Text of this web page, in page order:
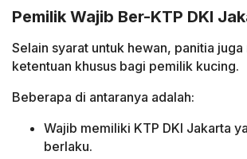
Pemilik Wajib Ber-KTP DKI
Selain syarat untuk hewan, panitia
ketentuan khusus bagi pemilik kucing.
Beberapa di antaranya adalah:
Wajib memiliki KTP DKI Jakarta
berlaku.